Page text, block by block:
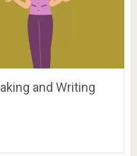
and Writing